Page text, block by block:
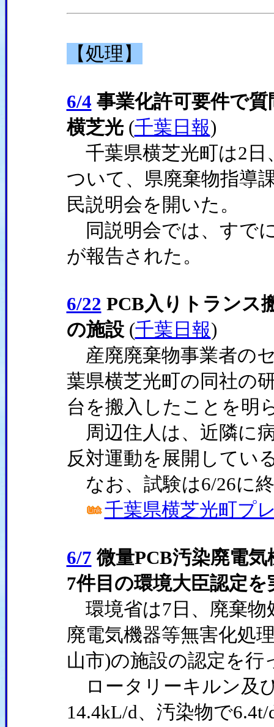
【処理】
6/4 事業化許可要件で
横芝光 (千葉日報)
千葉県横芝光町は2日
ついて、県廃棄物指導
民説明会を開いた。
同説明会では、すで
が報告された。
6/22 PCB入りトラン
の施設(千葉日報)
産廃廃棄物事業者の
葉県横芝光町の同社の
台を搬入したことを明
周辺住人は、近隣に
反対運動を展開してい
なお、試験は6/26に
千葉県横芝光町プ
6/7 微量PCB汚染廃電
7件目の環境大臣認定を
環境省は7日、廃棄物
廃電気機器等無害化処
山市)の施設の認定を行
ロータリーキルン及
14.4kL/d、汚染物で